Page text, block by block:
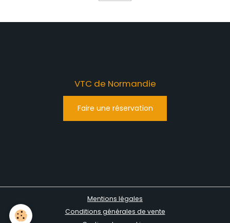
VTC de Normandie
Faire une réservation
Mentions légales
Conditions générales de vente